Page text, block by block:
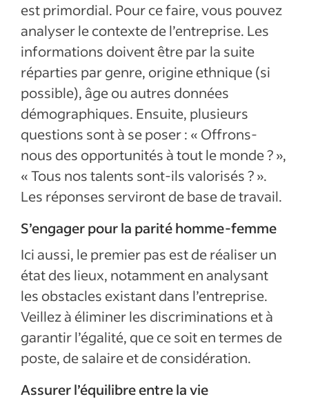
est primordial. Pour ce faire, vous pouvez
analyser le contexte de l’entreprise. Les
informations doivent être par la suite
réparties par genre, origine ethnique (si
possible), âge ou autres données
démographiques. Ensuite, plusieurs
questions sont à se poser : « Offrons-
nous des opportunités à tout le monde ? »,
« Tous nos talents sont-ils valorisés ? ».
Les réponses serviront de base de travail.
S’engager pour la parité homme-femme
Ici aussi, le premier pas est de réaliser un
état des lieux, notamment en analysant
les obstacles existant dans l’entreprise.
Veillez à éliminer les discriminations et à
garantir l’égalité, que ce soit en termes de
poste, de salaire et de considération.
Assurer l’équilibre entre la vie